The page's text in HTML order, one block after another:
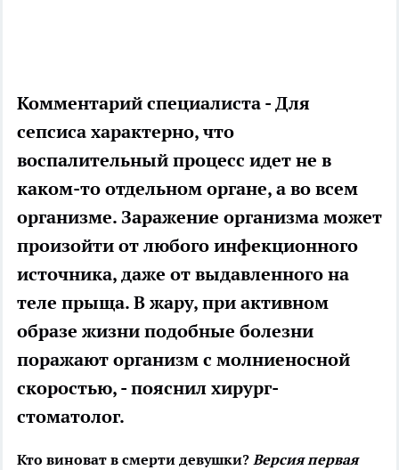
Комментарий специалиста - Для
сепсиса характерно, что
воспалительный процесс идет не в
каком-то отдельном органе, а во всем
организме. Заражение организма может
произойти от любого инфекционного
источника, даже от выдавленного на
теле прыща. В жару, при активном
образе жизни подобные болезни
поражают организм с молниеносной
скоростью, - пояснил хирург-
стоматолог.
Кто виноват в смерти девушки? Версия первая